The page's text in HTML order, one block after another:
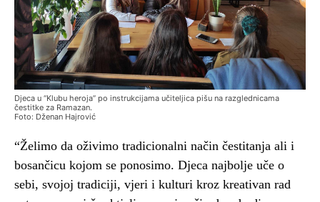
Djeca u “Klubu heroja” po instrukcijama učiteljica pišu na razglednicama
čestitke za Ramazan.
Foto: Dženan Hajrović
“Želimo da oživimo tradicionalni način čestitanja ali i
bosančicu kojom se ponosimo. Djeca najbolje uče o
sebi, svojoj tradiciji, vjeri i kulturi kroz kreativan rad